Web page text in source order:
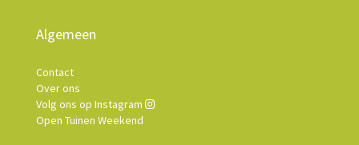
Algemeen
Contact
Over ons
Volg ons op Instagram
Open Tuinen Weekend